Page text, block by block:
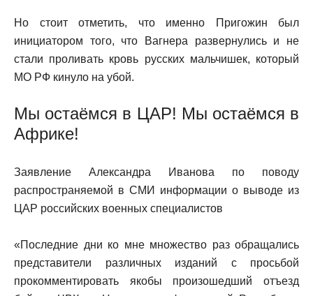
Но стоит отметить, что именно Пригожин был
инициатором того, что Вагнера развернулись и не
стали проливать кровь русских мальчишек, который
МО РФ кинуло на убой.
Мы остаёмся в ЦАР! Мы остаёмся в
Африке!
Заявление Александра Иванова по поводу
распространяемой в СМИ информации о выводе из
ЦАР российских военных специалистов
«Последние дни ко мне множество раз обращались
представители различных изданий с просьбой
прокомментировать якобы произошедший отъезд